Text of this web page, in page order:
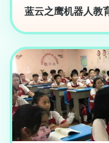
蓝云之鹰机器人教